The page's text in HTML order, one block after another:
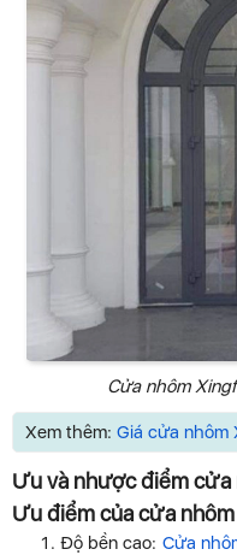
Cửa nhôm
Xem thêm: Giá cửa nhôm
Ưu và nhược điểm cửa
Ưu điểm của cửa
Độ bền cao: Cửa